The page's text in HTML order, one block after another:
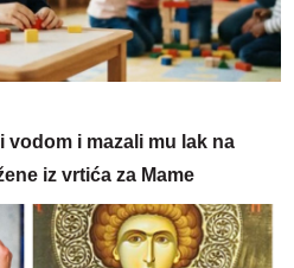
vodom i mazali mu lak na
iz vrtića za Mame